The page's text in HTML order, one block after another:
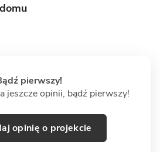
pierwszy!
jeszcze opinii, bądź pierwszy!
opinię o projekcie